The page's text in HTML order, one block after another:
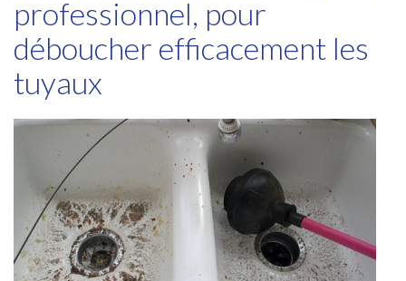
professionnel, pour
déboucher efficacement les
tuyaux